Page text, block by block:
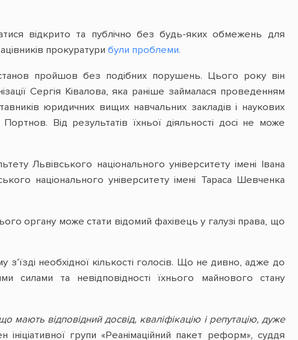
відкрито та публічно без будь-яких обмежень для
прокуратури були проблеми.
пройшов без подібних порушень. Цього року він
Сергія Ківалова, яка раніше займалася проведенням
юридичних вищих навчальних закладів і наукових
Від результатів їхньої діяльності досі не може
Львівського національного університету імені Івана
національного університету імені Тараса Шевченка
органу може стати відомий фахівець у галузі права, що
необхідної кількості голосів. Що не дивно, адже до
силами та невідповідності їхнього майнового стану
мають відповідний досвід, кваліфікацію і репутацію, дуже
групи «Реанімаційний пакет реформ», суддя